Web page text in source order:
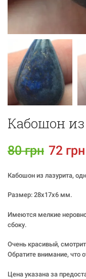
Кабошон
80грн 72 грн
Кабошон из лазурита,
Размер: 28х17х6 мм.
Имеются мелкие
сбоку.
Очень красивый,
Обратите внимание, что
Цена указана за